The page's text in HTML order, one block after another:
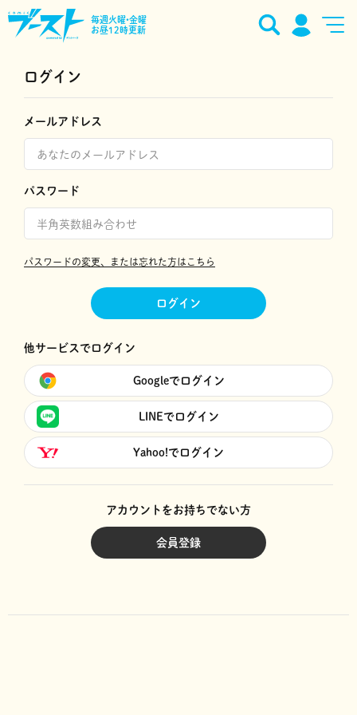
毎週火曜•金曜
お昼12時更新
ログイン
メールアドレス
パスワード
パスワードの変更、または忘れた方はこちら
ログイン
他サービスでログイン
Googleでログイン
LINEでログイン
Yahoo!でログイン
アカウントをお持ちでない方
会員登録